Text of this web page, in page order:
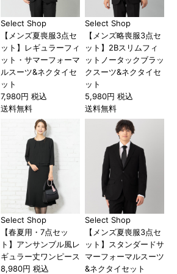
Select Shop
【メンズ夏喪服3点セ
ット】レギュラーフィ
ット・サマーフォーマ
ルスーツ&ネクタイセ
ット
7,980円 税込
送料無料
Select Shop
【メンズ略喪服3点セ
ット】2Bスリムフィ
ットノータックブラッ
クスーツ&ネクタイセ
ット
5,980円 税込
送料無料
Select Shop
【春夏用・7点セッ
ト】アンサンブル風レ
ギュラー丈ワンピース
8,980円 税込
Select Shop
【メンズ夏喪服3点セ
ット】スタンダードサ
マーフォーマルスーツ
&ネクタイセット